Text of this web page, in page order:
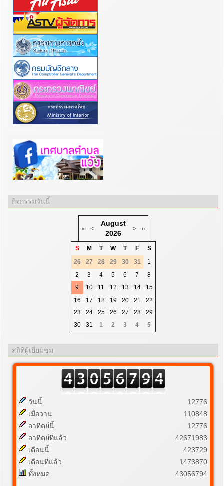
กิจกรรมวันนี้
« <
August
2026
> »
S M T W T F
S
26
27 28 29 30 31
1
2
3 4 5 6 7
8
9
10 11 12 13 14
15
16
17 18 19 20 21
22
23
24 25 26 27 28
29
30
31 1 2 3 4 5
สถิติผู้เยี่ยมชม
วันนี้
เมื่อวาน
อาทิตย์นี้
อาทิตย์ที่แล้ว
เดือนนี้
เดือนที่แล้ว
ทั้งหมด
12776
110848
12776
42671983
423729
1473870
43056794